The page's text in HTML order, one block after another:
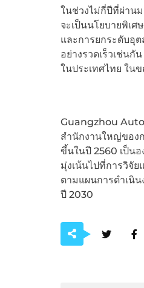
ในช่วงไม่กี่ปีที่ผ่าน
จะเป็นนโยบายพิเ
และการยกระดับอุ
อย่างรวดเร็วเช่น
ในประเทศไทย ใน
Guangzhou
สำนักงานใหญ่ของ
ขึ้นในปี 2560 เป็น
มุ่งเน้นไปที่การวิจั
ตามแผนการดำเนิ
ปี 2030